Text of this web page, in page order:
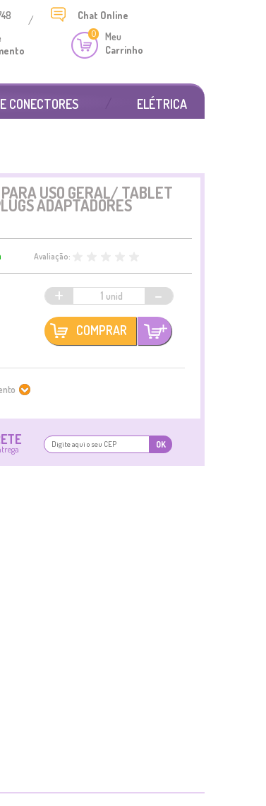
/ Chat Online
Meu
Carrinho
0
CONECTORES ELÉTRICA
USO GERAL/ TABLET
ADAPTADORES
Avaliação:
+ -
COMPRAR
OK